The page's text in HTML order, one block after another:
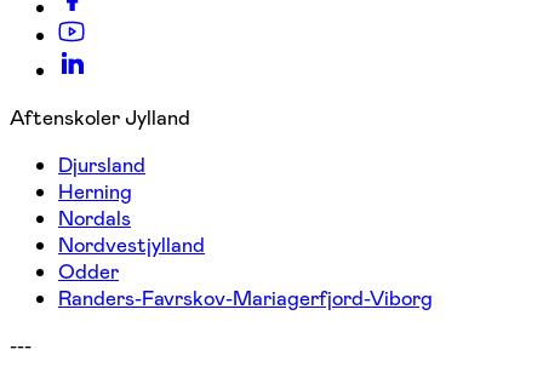
Aftenskoler Jylland
Djursland
Herning
Nordals
Nordvestjylland
Odder
Randers-Favrskov-Mariagerfjord-Viborg
---